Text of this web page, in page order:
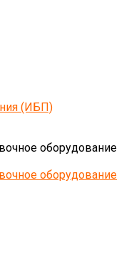
(ИБП)
оборудование
оборудование